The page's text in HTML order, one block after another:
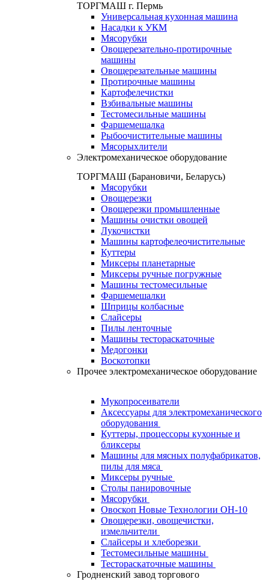
ТОРГМАШ г. Пермь
Универсальная кухонная машина
Насадки к УКМ
Мясорубки
Овощерезательно-протирочные
машины
Овощерезательные машины
Протирочные машины
Картофелечистки
Взбивальные машины
Тестомесильные машины
Фаршемешалка
Рыбоочистительные машины
Мясорыхлители
Электромеханическое оборудование
ТОРГМАШ (Барановичи, Беларусь)
Мясорубки
Овощерезки
Овощерезки промышленные
Машины очистки овощей
Лукочистки
Машины картофелеочистительные
Куттеры
Миксеры планетарные
Миксеры ручные погружные
Машины тестомесильные
Фаршемешалки
Шприцы колбасные
Слайсеры
Пилы ленточные
Машины тестораскаточные
Медогонки
Воскотопки
Прочее электромеханическое оборудование
Мукопросеиватели
Аксессуары для электромеханического
оборудования
Куттеры, процессоры кухонные и
бликсеры
Машины для мясных полуфабрикатов,
пилы для мяса
Миксеры ручные
Столы панировочные
Мясорубки
Овоскоп Новые Технологии ОН-10
Овощерезки, овощечистки,
измельчители
Слайсеры и хлеборезки
Тестомесильные машины
Тестораскаточные машины
Гродненский завод торгового